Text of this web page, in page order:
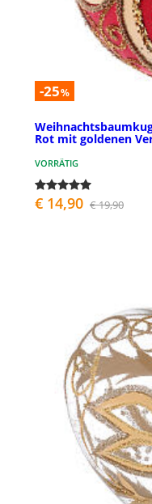
-25%
Rot mit goldenen
VORRÄTIG
€ 14,90 € 19,90